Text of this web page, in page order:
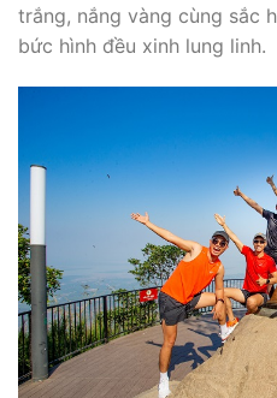
trắng, nắng vàng cùng sắc
bức hình đều xinh lung linh.